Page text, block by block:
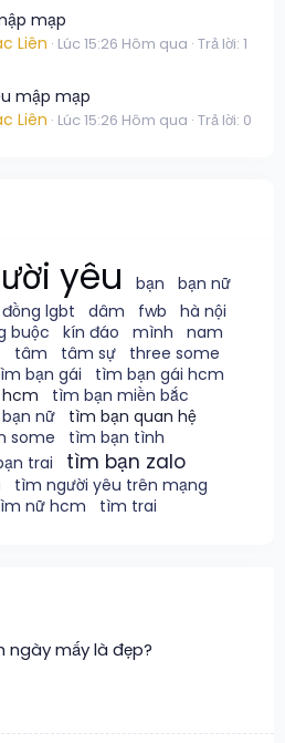
mạp
Liên Lúc 15:26 Hôm qua Trả lời: 1
mập mạp
Liên Lúc 15:26 Hôm qua Trả lời: 0
yêu bạn
bạn nữ
lgbt dâm fwb
hà nội
buộc kín đáo mình
nam
tâm tâm sự
three some
bạn gái
tìm bạn gái hcm
tìm bạn miền bắc
nữ
tìm bạn quan hệ
some
tìm bạn tình
trai tìm bạn zalo
tìm người yêu trên mạng
nữ hcm
tìm trai
ngày mấy là đẹp?